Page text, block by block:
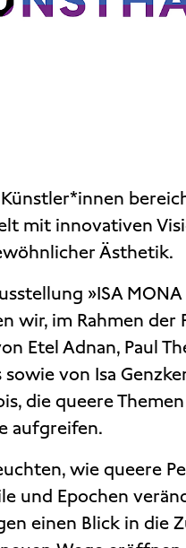
mit innovativen
Ästhetik.
»ISA MONA
wir, im Rahmen der
Etel Adnan, Paul
sowie von Isa
die queere
aufgreifen.
wie queere
und Epochen
einen Blick in die